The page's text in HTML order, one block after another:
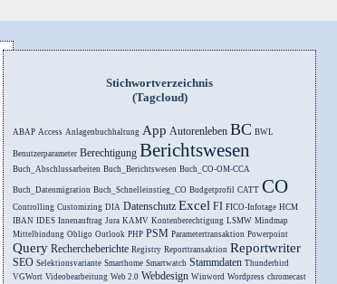
Stichwortverzeichnis
(Tagcloud)
ABAP Access Anlagenbuchhaltung App Autorenleben BC BWL
Benutzerparameter Berechtigung Berichtswesen
Buch_Abschlussarbeiten Buch_Berichtswesen Buch_CO-OM-CCA
Buch_Datenmigration Buch_Schnelleinstieg_CO Budgetprofil CATT CO
Controlling Customizing DIA Datenschutz Excel FI FICO-Infotage HCM
IBAN IDES Innenauftrag Jura KAMV Kontenberechtigung LSMW Mindmap
Mittelbindung Obligo Outlook PHP PSM Parametertransaktion Powerpoint
Query Rechercheberichte Registry Reporttransaktion Reportwriter
SEO Selektionsvariante Smarthome Smartwatch Stammdaten Thunderbird
VGWort Videobearbeitung Web 2.0 Webdesign Winword Wordpress chromecast